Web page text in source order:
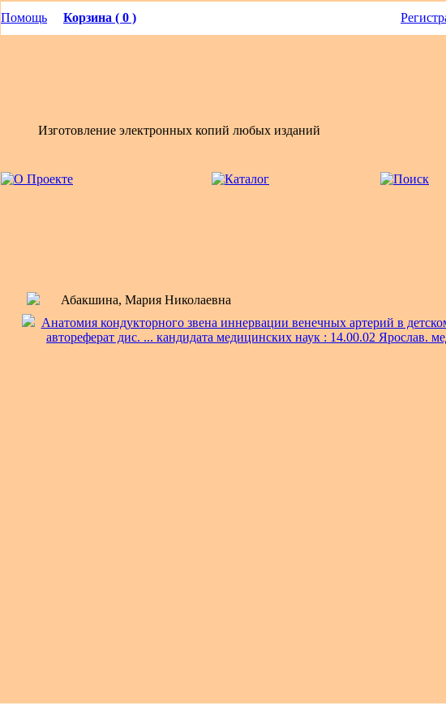
Помощь Корзина ( 0 )
Изготовление электронных копий любых изданий
Абакшина, Мария Николаевна
Анатомия кондукторного звена иннервации венечных артерий в
автореферат дис. ... кандидата медицинских наук : 14.00.02 Ярослав.